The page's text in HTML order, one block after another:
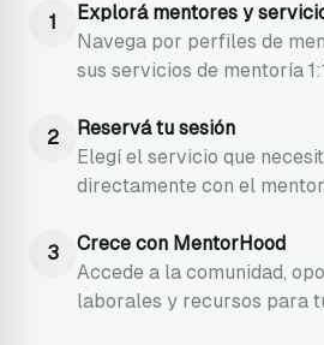
1
Explorá mentores y
Navega por perfiles de
sus servicios de mentoría
2
Reservá tu sesión
Elegí el servicio que
directamente con el
3
Crece con MentorHood
Accede a la comunidad,
laborales y recursos para